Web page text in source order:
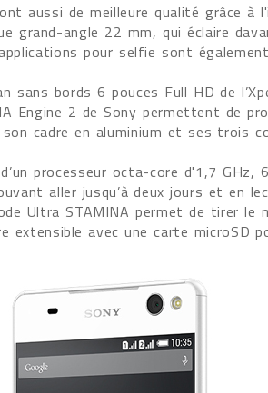
aussi de meilleure qualité grâce
grand-angle 22 mm, qui éclaire
pour selfie sont
sans bords 6 pouces Full HD de
Engine 2 de Sony permettent de
cadre en aluminium et ses trois
processeur octa-core d'1,7
aller jusqu’à deux jours et en
Ultra STAMINA permet de tirer le
extensible avec une carte microSD